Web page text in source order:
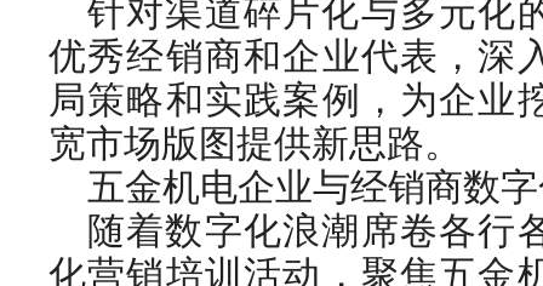
针对渠道碎片化与多元化
优秀经销商和企业代表，深
局策略和实践案例，为企业
宽市场版图提供新思路。
五金机电企业与经销商数
随着数字化浪潮席卷各行
化营销培训活动，聚焦五金